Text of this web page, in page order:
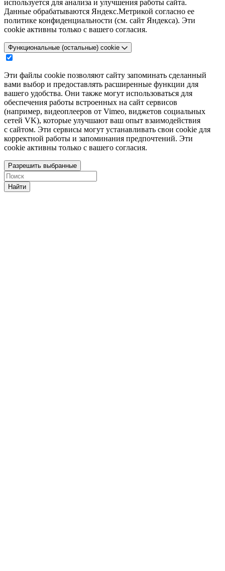
используется для анализа и улучшения работы сайта.
Данные обрабатываются Яндекс.Метрикой согласно ее
политике конфиденциальности (см. сайт Яндекса). Эти
cookie активны только с вашего согласия.
Функциональные (остальные) cookie
Эти файлы cookie позволяют сайту запоминать сделанный
вами выбор и предоставлять расширенные функции для
вашего удобства. Они также могут использоваться для
обеспечения работы встроенных на сайт сервисов
(например, видеоплееров от Vimeo, виджетов социальных
сетей VK), которые улучшают ваш опыт взаимодействия
с сайтом. Эти сервисы могут устанавливать свои cookie для
корректной работы и запоминания предпочтений. Эти
cookie активны только с вашего согласия.
Разрешить выбранные
Найти